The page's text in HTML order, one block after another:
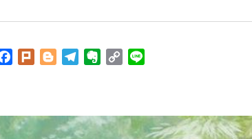
Facebook
Plurk BloggerTelegramEvernote
Copy